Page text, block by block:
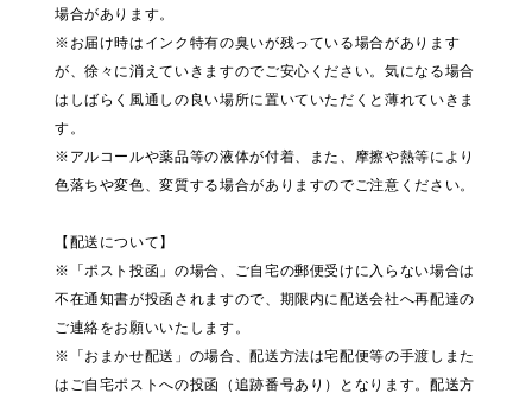
場合があります。
※お届け時はインク特有の臭いが残っている場合があります
が、徐々に消えていきますのでご安心ください。気になる場合
はしばらく風通しの良い場所に置いていただくと薄れていきま
す。
※アルコールや薬品等の液体が付着、また、摩擦や熱等により
色落ちや変色、変質する場合がありますのでご注意ください。
【配送について】
※「ポスト投函」の場合、ご自宅の郵便受けに入らない場合は
不在通知書が投函されますので、期限内に配送会社へ再配達の
ご連絡をお願いいたします。
※「おまかせ配送」の場合、配送方法は宅配便等の手渡しまた
はご自宅ポストへの投函（追跡番号あり）となります。配送方